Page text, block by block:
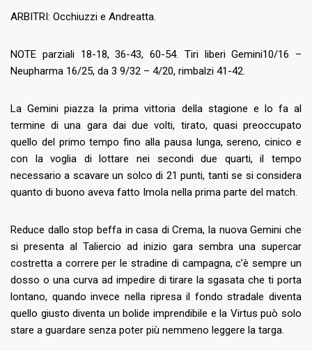
ARBITRI: Occhiuzzi e Andreatta.
NOTE parziali 18-18, 36-43, 60-54. Tiri liberi Gemini10/16 –
Neupharma 16/25, da 3 9/32 – 4/20, rimbalzi 41-42.
La Gemini piazza la prima vittoria della stagione e lo fa al
termine di una gara dai due volti, tirato, quasi preoccupato
quello del primo tempo fino alla pausa lunga, sereno, cinico e
con la voglia di lottare nei secondi due quarti, il tempo
necessario a scavare un solco di 21 punti, tanti se si considera
quanto di buono aveva fatto Imola nella prima parte del match.
Reduce dallo stop beffa in casa di Crema, la nuova Gemini che
si presenta al Taliercio ad inizio gara sembra una supercar
costretta a correre per le stradine di campagna, c’è sempre un
dosso o una curva ad impedire di tirare la sgasata che ti porta
lontano, quando invece nella ripresa il fondo stradale diventa
quello giusto diventa un bolide imprendibile e la Virtus può solo
stare a guardare senza poter più nemmeno leggere la targa.